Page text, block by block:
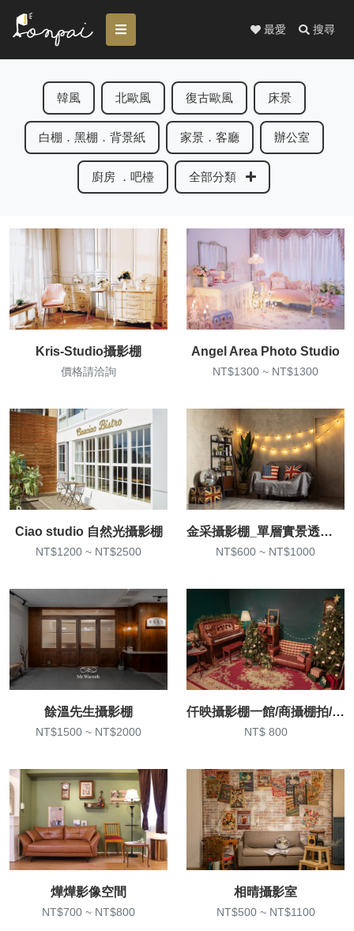
最愛 搜尋
韓風 北歐風 復古歐風 床景
白棚．黑棚．背景紙 家景．客廳 辦公室
廚房 ．吧檯 全部分類
Kris-Studio攝影棚
價格請洽詢
Angel Area Photo Studio
NT$1300 ~ NT$1300
Ciao studio 自然光攝影棚
NT$1200 ~ NT$2500
金采攝影棚_單層實景透光窗客廳/白棚/黑棚/綠棚
NT$600 ~ NT$1000
餘溫先生攝影棚
NT$1500 ~ NT$2000
仟映攝影棚一館/商攝棚拍/場地出租
NT$ 800
燁燁影像空間
NT$700 ~ NT$800
相晴攝影室
NT$500 ~ NT$1100